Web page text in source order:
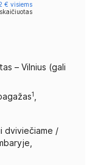
€ visiems
– Vilnius (gali
1
dviviečiame /